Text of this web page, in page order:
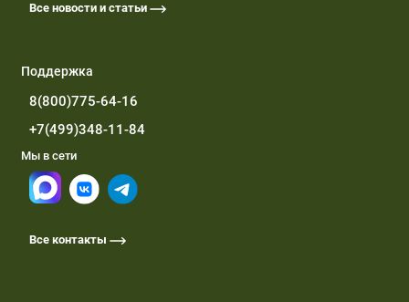
Все новости и статьи
Поддержка
8(800)775-64-16
+7(499)348-11-84
Мы в сети
Все контакты